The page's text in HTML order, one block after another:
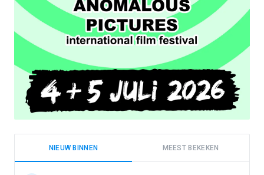
NIEUW BINNEN MEEST BEKEKEN